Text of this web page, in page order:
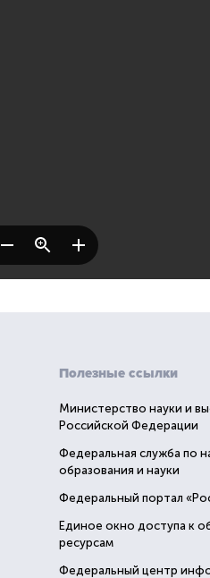
Полезные ссылки
Министерство науки и
Российской Федерации
Федеральная служба по
образования и науки
Федеральный портал
Единое окно доступа к
ресурсам
Федеральный центр